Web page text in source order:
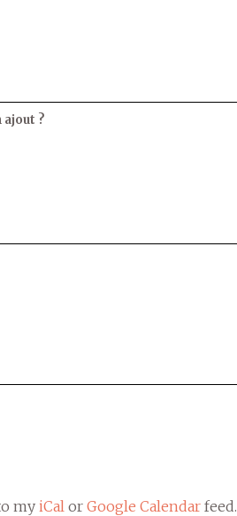
ajout ?
my iCal or Google Calendar feed.